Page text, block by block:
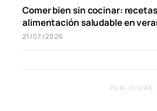
Comer bien sin cocinar:
alimentación saludable en
21/07/2026
PUBLICIDAD